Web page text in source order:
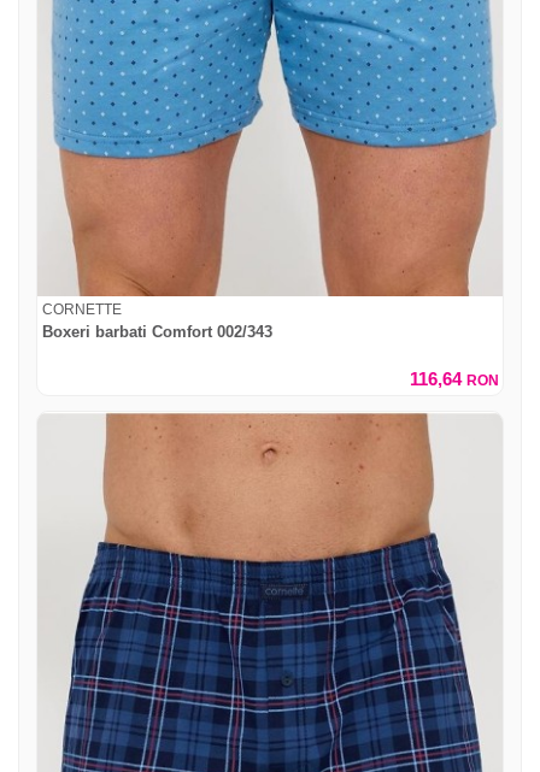
CORNETTE
Boxeri barbati Comfort 002/343
116,64 RON